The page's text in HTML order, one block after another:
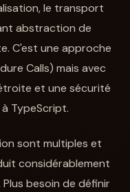
le transport
abstraction de
C'est une approche
Calls) mais avec
et une sécurité
TypeScript.
sont multiples et
considérablement
besoin de définir